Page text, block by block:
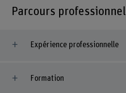
Parcours professionnel
Expérience professionnelle
Formation